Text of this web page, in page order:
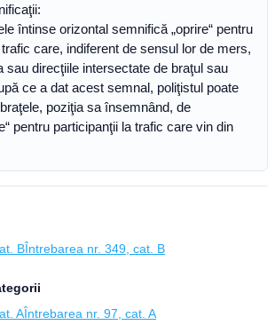
întinse orizontal semnifică „oprire“ pentru
care, indiferent de sensul lor de mers,
sau direcţiile intersectate de braţul sau
ce a dat acest semnal, poliţistul poate
poziţia sa însemnând, de
pentru participanţii la trafic care vin din
BÎntrebarea nr. 349, cat. B
AÎntrebarea nr. 97, cat. A